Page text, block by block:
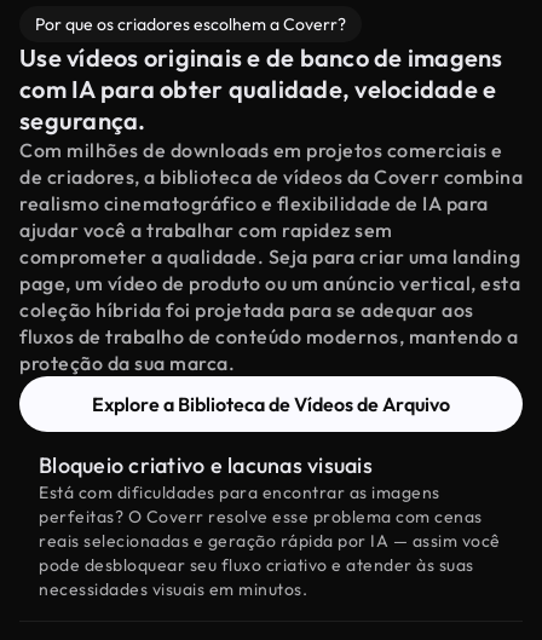
Por que os criadores escolhem a Coverr?
Use vídeos originais e de banco de imagens
com IA para obter qualidade, velocidade e
segurança.
Com milhões de downloads em projetos comerciais e
de criadores, a biblioteca de vídeos da Coverr combina
realismo cinematográfico e flexibilidade de IA para
ajudar você a trabalhar com rapidez sem
comprometer a qualidade. Seja para criar uma landing
page, um vídeo de produto ou um anúncio vertical, esta
coleção híbrida foi projetada para se adequar aos
fluxos de trabalho de conteúdo modernos, mantendo a
proteção da sua marca.
Explore a Biblioteca de Vídeos de Arquivo
Bloqueio criativo e lacunas visuais
Está com dificuldades para encontrar as imagens
perfeitas? O Coverr resolve esse problema com cenas
reais selecionadas e geração rápida por IA — assim você
pode desbloquear seu fluxo criativo e atender às suas
necessidades visuais em minutos.